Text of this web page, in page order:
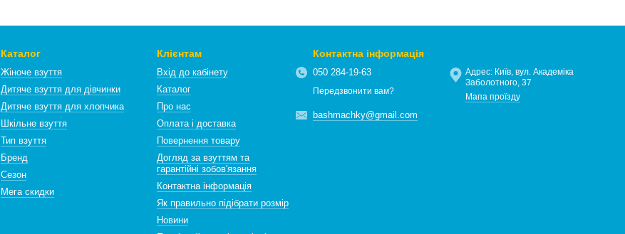
Каталог
Жіноче взуття
Дитяче взуття для дівчинки
Дитяче взуття для хлопчика
Шкільне взуття
Тип взуття
Бренд
Сезон
Мега скидки
Клієнтам
Вхід до кабінету
Каталог
Про нас
Оплата і доставка
Повернення товару
Догляд за взуттям та
гарантійні зобов'язання
Контактна інформація
Як правильно підібрати розмір
Новини
Контактна інформація
050 284-19-63
Передзвонити вам?
bashmachky@gmail.com
Адрес: Київ, вул. Академіка
Заболотного, 37
Мапа проїзду